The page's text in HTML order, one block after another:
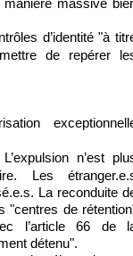
massive
d’identité "à
de repérer
n’est
Les
La reconduite
"centres de
l’article 66 de
détenu".